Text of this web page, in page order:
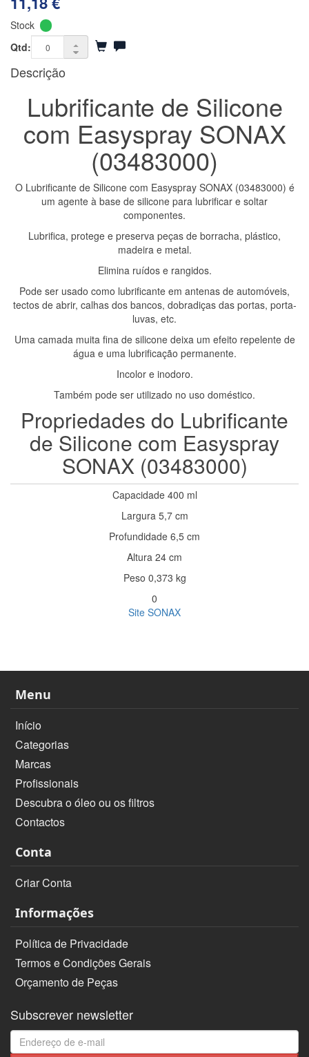
Stock
Qtd:
Descrição
Lubrificante de Silicone
com Easyspray SONAX
(03483000)
O Lubrificante de Silicone com Easyspray SONAX (03483000) é
um agente à base de silicone para lubrificar e soltar
componentes.
Lubrifica, protege e preserva peças de borracha, plástico,
madeira e metal.
Elimina ruídos e rangidos.
Pode ser usado como lubrificante em antenas de automóveis,
tectos de abrir, calhas dos bancos, dobradiças das portas, porta-
luvas, etc.
Uma camada muita fina de silicone deixa um efeito repelente de
água e uma lubrificação permanente.
Incolor e inodoro.
Também pode ser utilizado no uso doméstico.
Propriedades do Lubrificante
de Silicone com Easyspray
SONAX (03483000)
Capacidade 400 ml
Largura 5,7 cm
Profundidade 6,5 cm
Altura 24 cm
Peso 0,373 kg
0
Site SONAX
Menu
Início
Categorias
Marcas
Profissionais
Descubra o óleo ou os filtros
Contactos
Conta
Criar Conta
Informações
Política de Privacidade
Termos e Condições Gerais
Orçamento de Peças
Subscrever newsletter